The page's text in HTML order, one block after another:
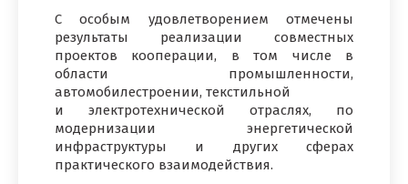
С особым удовлетворением отмечены
результаты реализации совместных
проектов кооперации, в том числе в
области промышленности,
автомобилестроении, текстильной
и электротехнической отраслях, по
модернизации энергетической
инфраструктуры и других сферах
практического взаимодействия.